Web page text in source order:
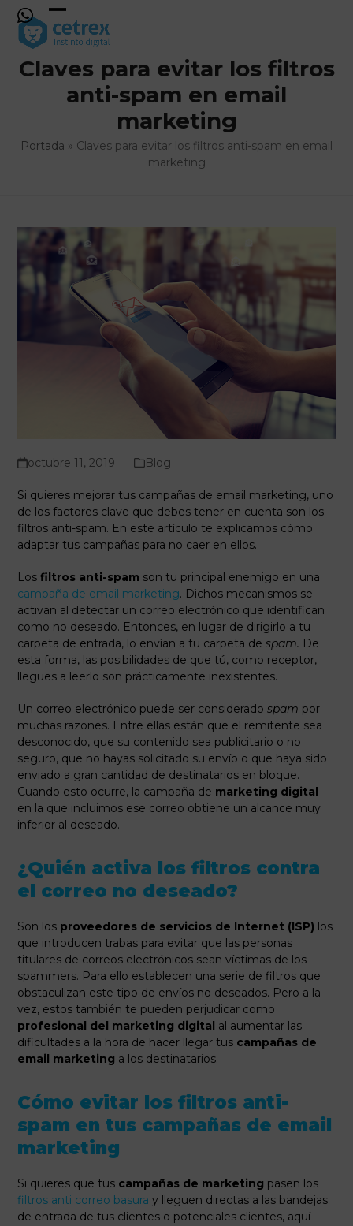
Skip
content
Open
mobile
menu
Close
mobile
menu
Claves para evitar los filtros
anti-spam en email
marketing
Portada » Claves para evitar los filtros anti-spam en email
marketing
octubre 11, 2019 Blog
Si quieres mejorar tus campañas de email marketing, uno
de los factores clave que debes tener en cuenta son los
filtros anti-spam. En este artículo te explicamos cómo
adaptar tus campañas para no caer en ellos.
Losfiltros anti-spam son tu principal enemigo en una
campaña de email marketing. Dichos mecanismos se
activan al detectar un correo electrónico que identifican
como no deseado. Entonces, en lugar de dirigirlo a tu
carpeta de entrada, lo envían a tu carpeta despam. De
esta forma, las posibilidades de que tú, como receptor,
llegues a leerlo son prácticamente inexistentes.
Un correo electrónico puede ser consideradospam por
muchas razones. Entre ellas están que el remitente sea
desconocido, que su contenido sea publicitario o no
seguro, que no hayas solicitado su envío o que haya sido
enviado a gran cantidad de destinatarios en bloque.
Cuando esto ocurre, la campaña de marketing digital
en la que incluimos ese correo obtiene un alcance muy
inferior al deseado.
¿Quién activa los filtros contra
el correo no deseado?
Son los proveedores de servicios de Internet (ISP) los
que introducen trabas para evitar que las personas
titulares de correos electrónicos sean víctimas de los
spammers. Para ello establecen una serie de filtros que
obstaculizan este tipo de envíos no deseados. Pero a la
vez, estos también te pueden perjudicar como
profesional del marketing digital al aumentar las
dificultades a la hora de hacer llegar tus campañas de
email marketing a los destinatarios.
Cómo evitar los filtros anti-
spam en tus campañas de email
marketing
Si quieres que tus campañas de marketing pasen los
filtros anti correo basura y lleguen directas a las bandejas
de entrada de tus clientes o potenciales clientes, aquí